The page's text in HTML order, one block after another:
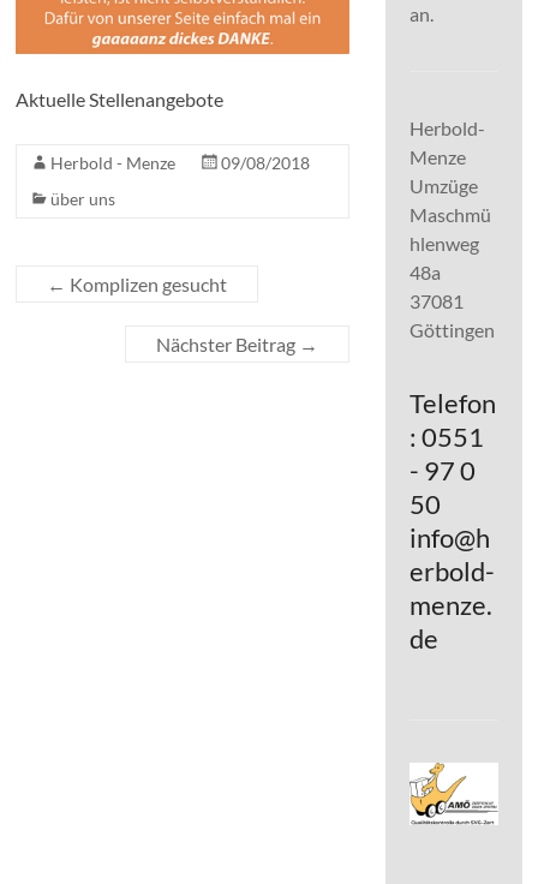
Aktuelle Stellenangebote
Herbold - Menze
09/08/2018
über uns
← Komplizen gesucht
Nächster Beitrag →
an.
Herbold-
Menze
Umzüge
Maschmü
hlenweg
48a
37081
Göttingen
Telefon
: 0551
- 97 0
50
info@h
erbold-
menze.
de